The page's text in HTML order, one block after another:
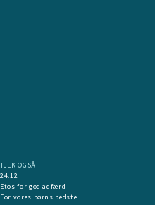
TJEK OGSÅ
24:12
Etos for god adfærd
For vores børns bedste